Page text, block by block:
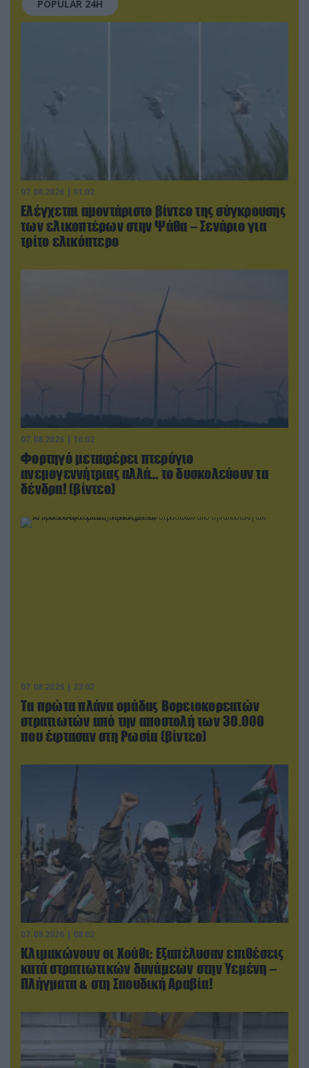
POPULAR 24H
07.08.2026 | 01:02
Ελέγχεται αμοντάριστο βίντεο της σύγκρουσης
των ελικοπτέρων στην Ψάθα – Σενάριο για
τρίτο ελικόπτερο
07.08.2026 | 16:02
Φορτηγό μεταφέρει πτερύγιο
ανεμογεννήτριας αλλά… το δυσκολεύουν τα
δένδρα! (βίντεο)
07.08.2026 | 23:02
Τα πρώτα πλάνα ομάδας Βορειοκορεατών
στρατιωτών από την αποστολή των 30.000
που έφτασαν στη Ρωσία (βίντεο)
07.08.2026 | 08:02
Κλιμακώνουν οι Χούθι: Eξαπέλυσαν επιθέσεις
κατά στρατιωτικών δυνάμεων στην Υεμένη –
Πλήγματα & στη Σαουδική Αραβία!